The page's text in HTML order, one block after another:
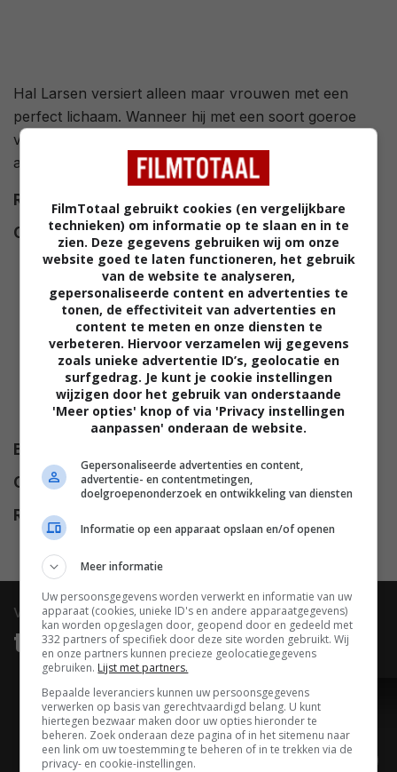
Hal Larsen versiert alleen maar vrouwen met een
perfect lichaam. Wanneer hij met een soort goeroe
vast komt te zitten in een lift, krijgt zijn leven een
andere wending.
Regie Bobby Farrelly , Peter Farrelly
Cast
Susan Ward,Joe Viterelli,
Jason Alexander,Nan Martin,
Jack Black, Bruce McGill
Gwyneth Paltrow,Zen Gesner,
Kyle Gass, Rob Moran,Rene
Kirby,Anthony Robbins,Brooke
Burns,Joshua 'Li'iBoy'
Shintani,Laura Kightlinger,Rob
Moran.
Budget
Opbrengst
$ 70.836.296
Release
video
trailers & clips
TRAILER
FilmTotaal gebruikt cookies (en vergelijkbare
technieken) om informatie op te slaan en in te
zien. Deze gegevens gebruiken wij om onze
website goed te laten functioneren, het gebruik
van de website te analyseren,
gepersonaliseerde content en advertenties te
tonen, de effectiviteit van advertenties en
content te meten en onze diensten te
verbeteren. Hiervoor verzamelen wij gegevens
zoals unieke advertentie ID’s, geolocatie en
surfgedrag. Je kunt je cookie instellingen
wijzigen door het gebruik van onderstaande
'Meer opties' knop of via 'Privacy instellingen
aanpassen' onderaan de website.
Gepersonaliseerde advertenties en content,
advertentie- en contentmetingen,
doelgroepenonderzoek en ontwikkeling van diensten
Informatie op een apparaat opslaan en/of openen
Meer informatie
Uw persoonsgegevens worden verwerkt en informatie van uw
apparaat (cookies, unieke ID's en andere apparaatgegevens)
kan worden opgeslagen door, geopend door en gedeeld met
332 partners of specifiek door deze site worden gebruikt. Wij
en onze partners kunnen precieze geolocatiegegevens
gebruiken. Lijst met partners.
Bepaalde leveranciers kunnen uw persoonsgegevens
verwerken op basis van gerechtvaardigd belang. U kunt
hiertegen bezwaar maken door uw opties hieronder te
beheren. Zoek onderaan deze pagina of in het sitemenu naar
een link om uw toestemming te beheren of in te trekken via de
privacy- en cookie-instellingen.